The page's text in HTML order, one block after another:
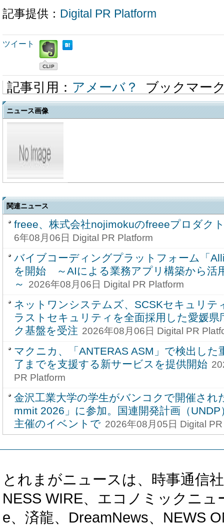
記事提供： Digital PR Platform
ツイート
記事引用： アメーバ？ ブックマー
ニュース画像
関連ニュース
freee、株式会社nojimokuのfreeeプロダク
6年08月06日 Digital PR Platform
バイブコーディングプラットフォーム「
を開始 ～AIによる業務アプリ構築から活
～
2026年08月06日 Digital PR Platform
ネットワンシステムズ、SCSKセキュリテ
ラストセキュリティを全面採用した愛媛県
ク基盤を受注 2026年08月06日 Digital PR
マクニカ、「ANTERAS ASM」で検出した
了までを支援する新サービスを提供開始
PR Platform
金沢工業大学の学生がバンコクで開催され
mmit 2026」に参加。国連開発計画（
主催のイベントで 2026年08月05日 Digital
とれまがニュースは、時事通信
NESS WIRE、エコノミックニ
e、済龍、DreamNews、NEWS